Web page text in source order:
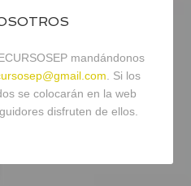
mandándonos
. Si los
se colocarán en la web
disfruten de ellos.